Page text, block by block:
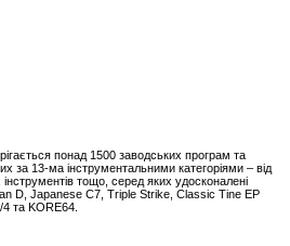
понад 1500 заводських програм та
за 13-ма інструментальними категоріями – від
тощо, серед яких удосконалені
D, Japanese C7, Triple Strike, Classic Tine EP
4 та KORE64.